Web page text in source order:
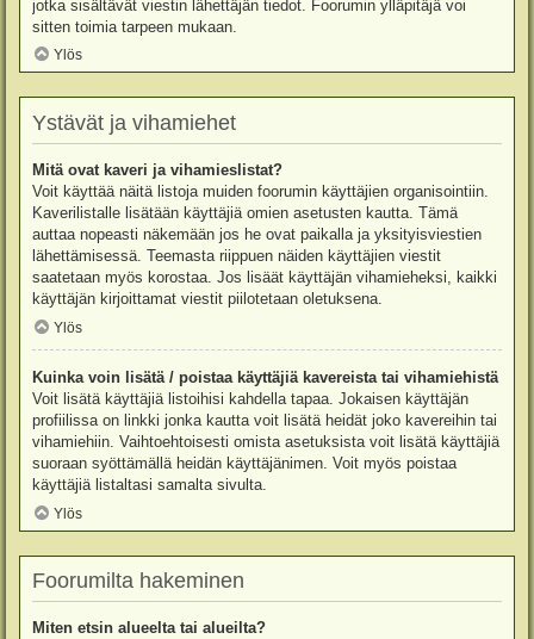
jotka sisältävät viestin lähettäjän tiedot. Foorumin ylläpitäjä voi
sitten toimia tarpeen mukaan.
Ylös
Ystävät ja vihamiehet
Mitä ovat kaveri ja vihamieslistat?
Voit käyttää näitä listoja muiden foorumin käyttäjien organisointiin.
Kaverilistalle lisätään käyttäjiä omien asetusten kautta. Tämä
auttaa nopeasti näkemään jos he ovat paikalla ja yksityisviestien
lähettämisessä. Teemasta riippuen näiden käyttäjien viestit
saatetaan myös korostaa. Jos lisäät käyttäjän vihamieheksi, kaikki
käyttäjän kirjoittamat viestit piilotetaan oletuksena.
Ylös
Kuinka voin lisätä / poistaa käyttäjiä kavereista tai vihamiehistä
Voit lisätä käyttäjiä listoihisi kahdella tapaa. Jokaisen käyttäjän
profiilissa on linkki jonka kautta voit lisätä heidät joko kavereihin tai
vihamiehiin. Vaihtoehtoisesti omista asetuksista voit lisätä käyttäjiä
suoraan syöttämällä heidän käyttäjänimen. Voit myös poistaa
käyttäjiä listaltasi samalta sivulta.
Ylös
Foorumilta hakeminen
Miten etsin alueelta tai alueilta?